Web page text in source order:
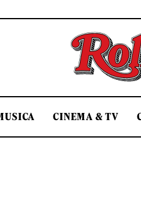
CINEMA & TV